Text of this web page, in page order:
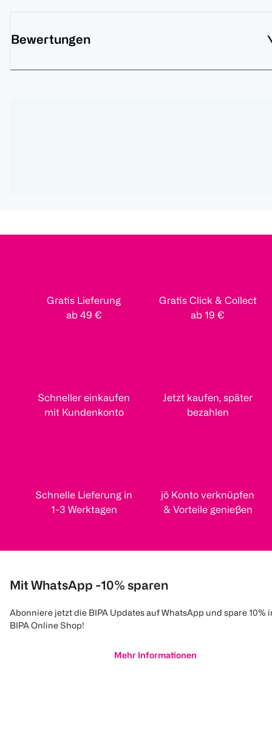
Bewertungen
Gratis Lieferung
ab 49 €
Gratis Click & Collect
ab 19 €
Schneller einkaufen
mit Kundenkonto
Jetzt kaufen, später
bezahlen
Schnelle Lieferung in
1-3 Werktagen
jö Konto verknüpfen
& Vorteile genießen
Mit WhatsApp -10% sparen
Abonniere jetzt die BIPA Updates auf WhatsApp und spare 10%
BIPA Online Shop!
Mehr Informationen